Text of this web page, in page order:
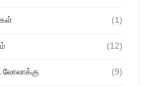
(1)
(12)
(9)